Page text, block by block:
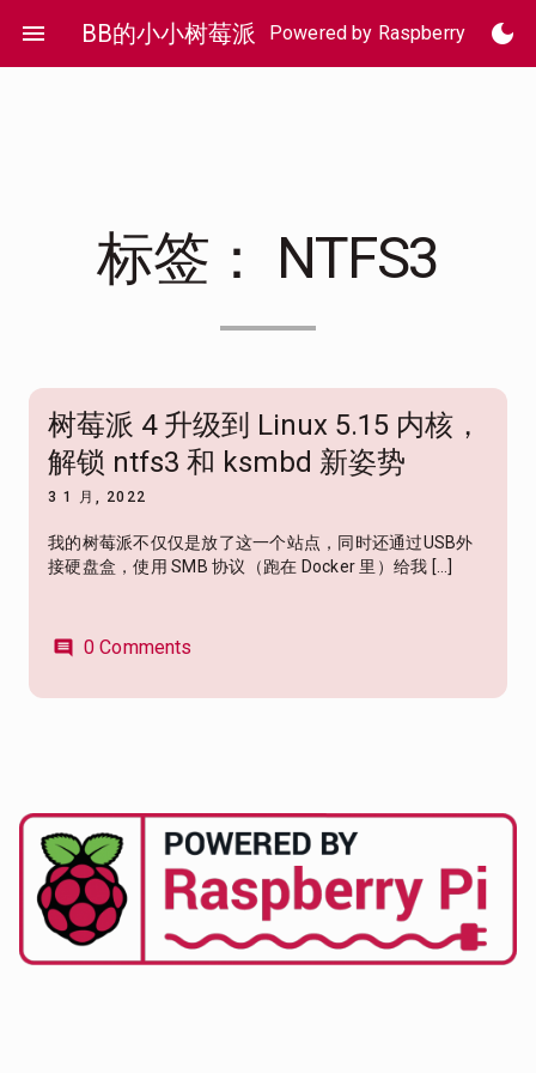
content
menu BB的小小树莓派 Powered by Raspberry Pi 4dark_mode
标签： NTFS3
树莓派 4 升级到 Linux 5.15 内核，
解锁 ntfs3 和 ksmbd 新姿势
3 1 月, 2022
我的树莓派不仅仅是放了这一个站点，同时还通过USB外
接硬盘盒，使用 SMB 协议（跑在 Docker 里）给我 […]
comment 0 Comments